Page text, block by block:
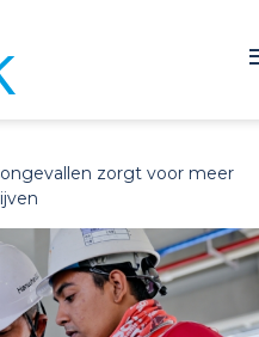
zorgt voor meer